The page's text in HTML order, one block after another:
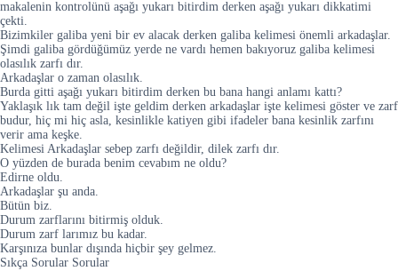
makalenin kontrolünü aşağı yukarı bitirdim derken aşağı yukarı dikkatimi
çekti.
Bizimkiler galiba yeni bir ev alacak derken galiba kelimesi önemli arkadaşlar.
Şimdi galiba gördüğümüz yerde ne vardı hemen bakıyoruz galiba kelimesi
olasılık zarfı dır.
Arkadaşlar o zaman olasılık.
Burda gitti aşağı yukarı bitirdim derken bu bana hangi anlamı kattı?
Yaklaşık lık tam değil işte geldim derken arkadaşlar işte kelimesi göster ve zarf
budur, hiç mi hiç asla, kesinlikle katiyen gibi ifadeler bana kesinlik zarfını
verir ama keşke.
Kelimesi Arkadaşlar sebep zarfı değildir, dilek zarfı dır.
O yüzden de burada benim cevabım ne oldu?
Edirne oldu.
Arkadaşlar şu anda.
Bütün biz.
Durum zarflarını bitirmiş olduk.
Durum zarf larımız bu kadar.
Karşınıza bunlar dışında hiçbir şey gelmez.
Sıkça Sorular Sorular